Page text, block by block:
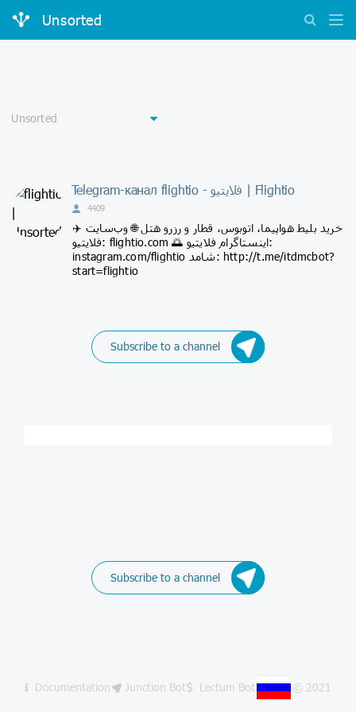
Unsorted
Telegram-канал flightio - فلایتیو | Flightio
4409
✈️ خرید بلیط هواپیما، اتوبوس، قطار و رزرو هتل 🌐 وب‌سایت
فلایتیو: flightio.com 🌅 اینستاگرام فلایتیو:
instagram.com/flightio شامد: http://t.me/itdmcbot?
start=flightio
Subscribe to a channel
Subscribe to a channel
Documentation Junction Bot Lectum Bot © 2021